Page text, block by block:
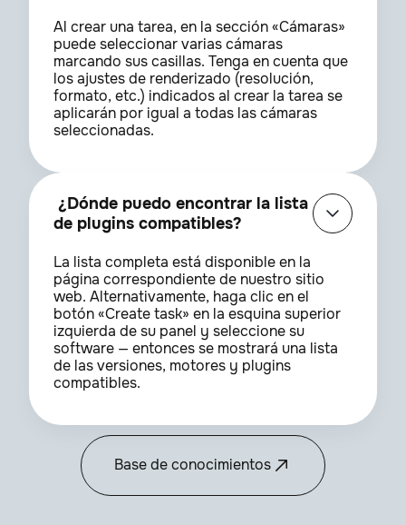
Al crear una tarea, en la sección «Cámaras»
puede seleccionar varias cámaras
marcando sus casillas. Tenga en cuenta que
los ajustes de renderizado (resolución,
formato, etc.) indicados al crear la tarea se
aplicarán por igual a todas las cámaras
seleccionadas.
¿Dónde puedo encontrar la lista
de plugins compatibles?
La lista completa está disponible en la
página correspondiente de nuestro sitio
web. Alternativamente, haga clic en el
botón «Create task» en la esquina superior
izquierda de su panel y seleccione su
software — entonces se mostrará una lista
de las versiones, motores y plugins
compatibles.
Base de conocimientos